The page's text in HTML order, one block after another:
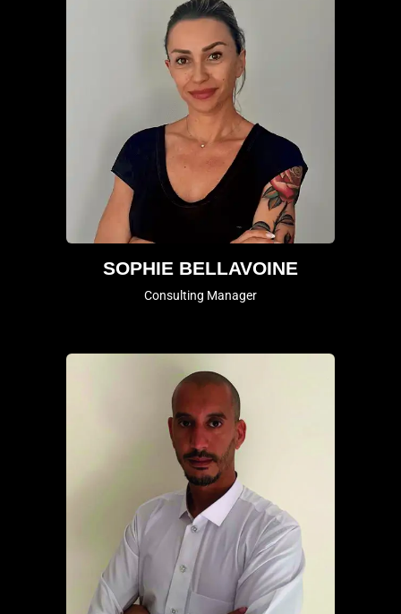
SOPHIE BELLAVOINE
Consulting Manager